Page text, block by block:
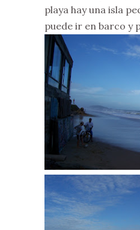
playa hay una isla
puede ir en barco y